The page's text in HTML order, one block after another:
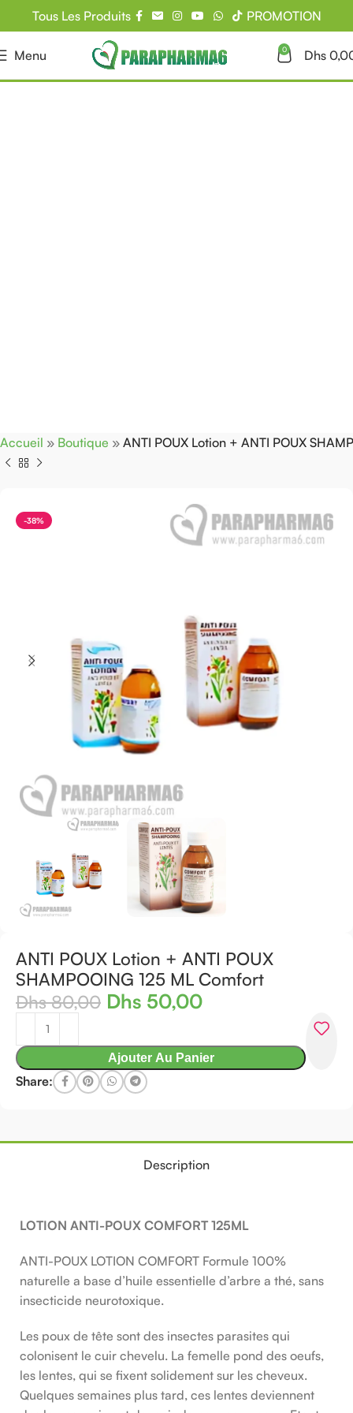
Tous Les Produits PROMOTION
Menu 0 Dhs
Accueil » Boutique » ANTI POUX Lotion + ANTI POUX
-38%
ANTI POUX Lotion + ANTI POUX
SHAMPOOING 125 ML Comfort
Dhs80,00 Dhs 50,00
Ajouter Au Panier
Share:
Description
LOTION ANTI-POUX COMFORT 125ML
ANTI-POUX LOTION COMFORT Formule 100%
naturelle a base d’huile essentielle d’arbre a thé, sans
insecticide neurotoxique.
Les poux de tête sont des insectes parasites qui
colonisent le cuir chevelu. La femelle pond des oeufs,
les lentes, qui se fixent solidement sur les cheveux.
Quelques semaines plus tard, ces lentes deviennent